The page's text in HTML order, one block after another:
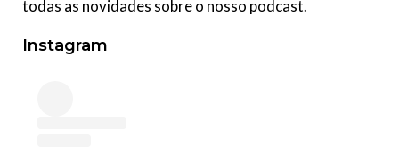
todas as novidades sobre o nosso podcast.
Instagram